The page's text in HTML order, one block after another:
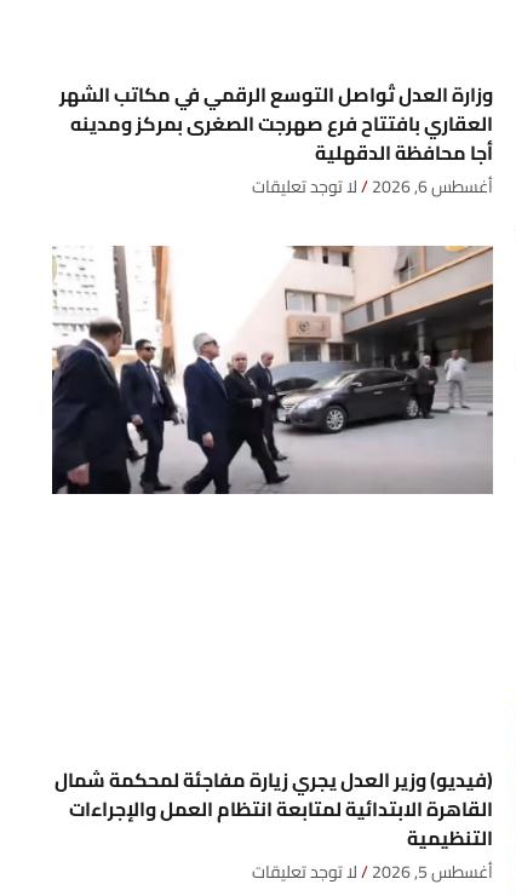
وزارة العدل تُواصل التوسع الرقمي في مكاتب الشهر
العقاري بافتتاح فرع صهرجت الصغرى بمركز ومدينه
أجا محافظة الدقهلية
أغسطس 6, 2026 لا توجد تعليقات
(فيديو) وزير العدل يجري زيارة مفاجئة لمحكمة شمال
القاهرة الابتدائية لمتابعة انتظام العمل والإجراءات
التنظيمية
أغسطس 5, 2026 لا توجد تعليقات